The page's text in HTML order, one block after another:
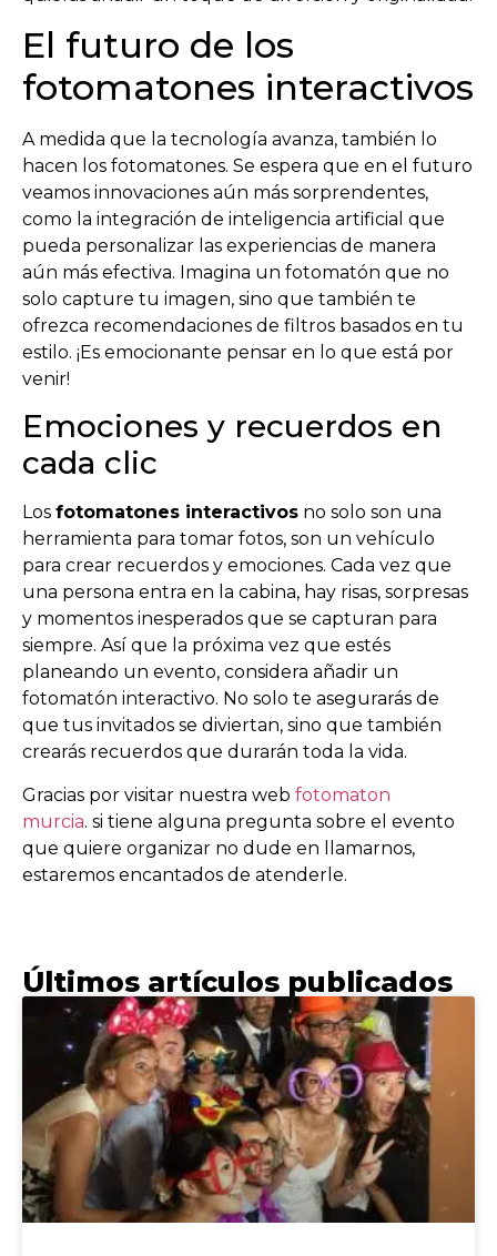
El futuro de los
fotomatones interactivos
A medida que la tecnología avanza, también lo
hacen los fotomatones. Se espera que en el futuro
veamos innovaciones aún más sorprendentes,
como la integración de inteligencia artificial que
pueda personalizar las experiencias de manera
aún más efectiva. Imagina un fotomatón que no
solo capture tu imagen, sino que también te
ofrezca recomendaciones de filtros basados en tu
estilo. ¡Es emocionante pensar en lo que está por
venir!
Emociones y recuerdos en
cada clic
Los fotomatones interactivos no solo son una
herramienta para tomar fotos, son un vehículo
para crear recuerdos y emociones. Cada vez que
una persona entra en la cabina, hay risas, sorpresas
y momentos inesperados que se capturan para
siempre. Así que la próxima vez que estés
planeando un evento, considera añadir un
fotomatón interactivo. No solo te asegurarás de
que tus invitados se diviertan, sino que también
crearás recuerdos que durarán toda la vida.
Gracias por visitar nuestra web fotomaton
murcia. si tiene alguna pregunta sobre el evento
que quiere organizar no dude en llamarnos,
estaremos encantados de atenderle.
Últimos artículos publicados